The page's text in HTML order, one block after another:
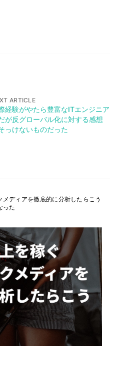
ARTICLE
経験がやたら豊富なITエンジニア
が反グローバル化に対する感想
っけないものだった
ディアを徹底的に分析したらこう
った